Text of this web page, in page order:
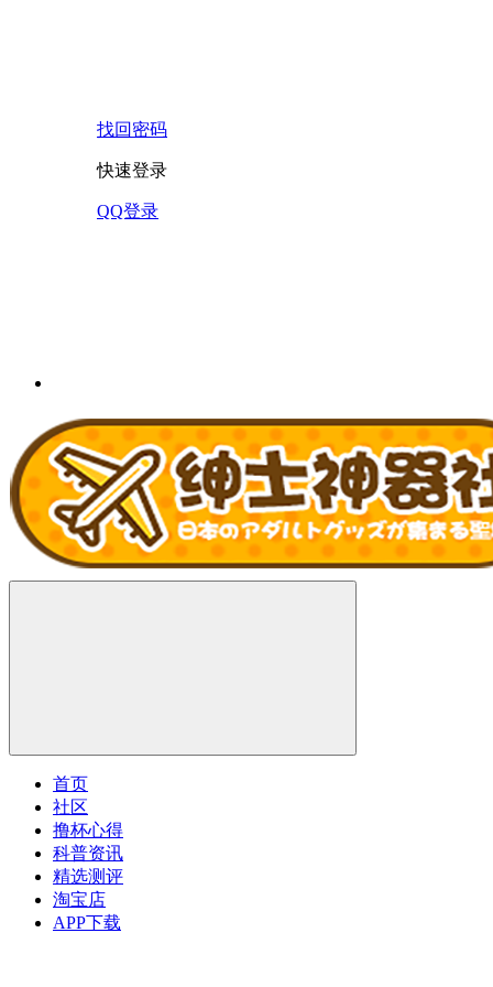
找回密码
快速登录
QQ登录
首页
社区
撸杯心得
科普资讯
精选测评
淘宝店
APP下载